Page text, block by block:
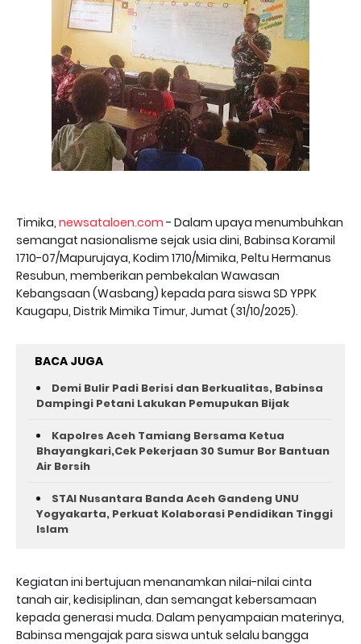
Timika, newsataloen.com - Dalam upaya menumbuhkan
semangat nasionalisme sejak usia dini, Babinsa Koramil
1710-07/Mapurujaya, Kodim 1710/Mimika, Peltu Hermanus
Resubun, memberikan pembekalan Wawasan
Kebangsaan (Wasbang) kepada para siswa SD YPPK
Kaugapu, Distrik Mimika Timur, Jumat (31/10/2025).
BACA JUGA
Demi Bulir Padi Berisi dan Berkualitas, Babinsa
Dampingi Petani Lakukan Pemupukan Bijak
Kapolres Aceh Tamiang Bersama Ketua
Bhayangkari,Cek Pekerjaan 30 Sumur Bor Bantuan
Air Bersih
STAI Nusantara Banda Aceh Gandeng UNU
Yogyakarta, Perkuat Kolaborasi Pendidikan Tinggi
Islam
Kegiatan ini bertujuan menanamkan nilai-nilai cinta
tanah air, kedisiplinan, dan semangat kebersamaan
kepada generasi muda. Dalam penyampaian materinya,
Babinsa mengajak para siswa untuk selalu bangga